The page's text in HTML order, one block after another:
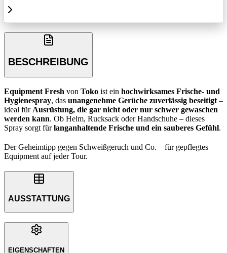
BESCHREIBUNG
Equipment Fresh von Toko ist ein hochwirksames Frische- und
Hygienespray, das unangenehme Gerüche zuverlässig beseitigt –
ideal für Ausrüstung, die gar nicht oder nur schwer gewaschen
werden kann. Ob Helm, Rucksack oder Handschuhe – dieses
Spray sorgt fürlanganhaltende Frische und ein sauberes Gefühl.
Der Geheimtipp gegen Schweißgeruch und Co. – für gepflegtes
Equipment auf jeder Tour.
AUSSTATTUNG
EIGENSCHAFTEN